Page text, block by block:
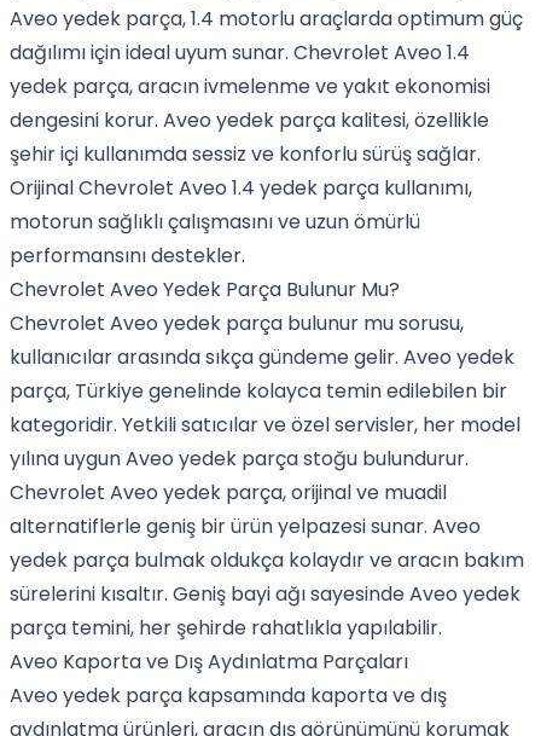
Aveo yedek parça, 1.4 motorlu araçlarda optimum güç
dağılımı için ideal uyum sunar. Chevrolet Aveo 1.4
yedek parça, aracın ivmelenme ve yakıt ekonomisi
dengesini korur. Aveo yedek parça kalitesi, özellikle
şehir içi kullanımda sessiz ve konforlu sürüş sağlar.
Orijinal Chevrolet Aveo 1.4 yedek parça kullanımı,
motorun sağlıklı çalışmasını ve uzun ömürlü
performansını destekler.
Chevrolet Aveo Yedek Parça Bulunur Mu?
Chevrolet Aveo yedek parça bulunur mu sorusu,
kullanıcılar arasında sıkça gündeme gelir. Aveo yedek
parça, Türkiye genelinde kolayca temin edilebilen bir
kategoridir. Yetkili satıcılar ve özel servisler, her model
yılına uygun Aveo yedek parça stoğu bulundurur.
Chevrolet Aveo yedek parça, orijinal ve muadil
alternatiflerle geniş bir ürün yelpazesi sunar. Aveo
yedek parça bulmak oldukça kolaydır ve aracın bakım
sürelerini kısaltır. Geniş bayi ağı sayesinde Aveo yedek
parça temini, her şehirde rahatlıkla yapılabilir.
Aveo Kaporta ve Dış Aydınlatma Parçaları
Aveo yedek parça kapsamında kaporta ve dış
aydınlatma ürünleri, aracın dış görünümünü korumak